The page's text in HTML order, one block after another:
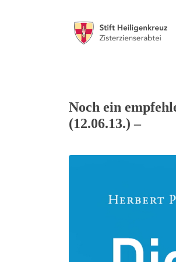
Noch ein
(12.06.13.) –